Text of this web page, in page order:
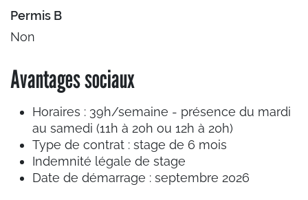
Permis B
Non
Avantages sociaux
Horaires : 39h/semaine - présence du mardi
au samedi (11h à 20h ou 12h à 20h)
Type de contrat : stage de 6 mois
Indemnité légale de stage
Date de démarrage : septembre 2026